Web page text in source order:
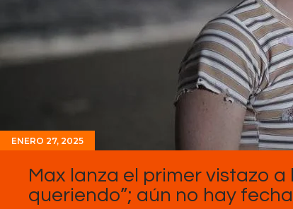
ENERO 27, 2025
Max lanza el primer vistazo a
queriendo”; aún no hay